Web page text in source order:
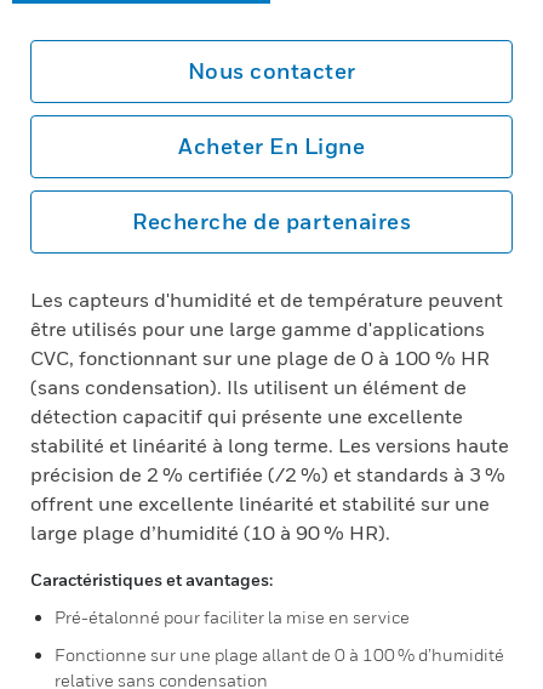
Nous contacter
Acheter En Ligne
Recherche de partenaires
Les capteurs d'humidité et de température peuvent
être utilisés pour une large gamme d'applications
CVC, fonctionnant sur une plage de 0 à 100 % HR
(sans condensation). Ils utilisent un élément de
détection capacitif qui présente une excellente
stabilité et linéarité à long terme. Les versions haute
précision de 2 % certifiée (/2 %) et standards à 3 %
offrent une excellente linéarité et stabilité sur une
large plage d’humidité (10 à 90 % HR).
Caractéristiques et avantages:
Pré-étalonné pour faciliter la mise en service
Fonctionne sur une plage allant de 0 à 100 % d’humidité
relative sans condensation